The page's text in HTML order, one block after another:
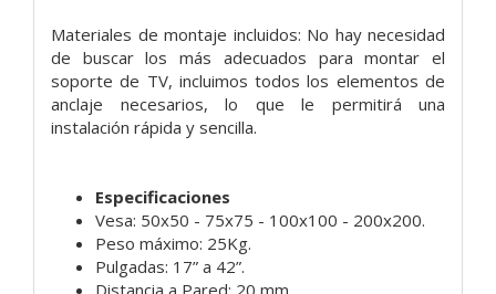
Materiales de montaje incluidos: No hay necesidad
de buscar los más adecuados para montar el
soporte de TV, incluimos todos los elementos de
anclaje necesarios, lo que le permitirá una
instalación rápida y sencilla.
Especificaciones
Vesa: 50x50 - 75x75 - 100x100 - 200x200.
Peso máximo: 25Kg.
Pulgadas: 17” a 42”.
Distancia a Pared: 20 mm